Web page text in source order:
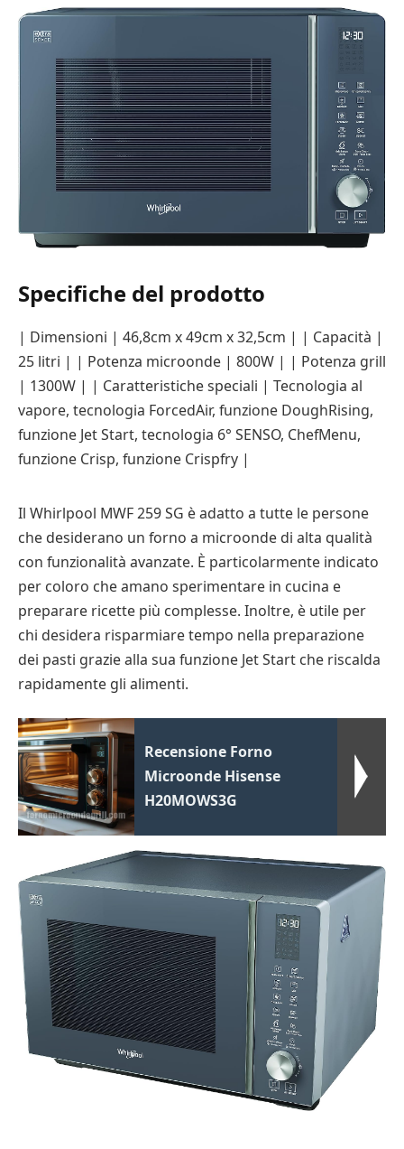
Specifiche del prodotto
| Dimensioni | 46,8cm x 49cm x 32,5cm | | Capacità |
25 litri | | Potenza microonde | 800W | | Potenza grill
| 1300W | | Caratteristiche speciali | Tecnologia al
vapore, tecnologia ForcedAir, funzione DoughRising,
funzione Jet Start, tecnologia 6° SENSO, ChefMenu,
funzione Crisp, funzione Crispfry |
Il Whirlpool MWF 259 SG è adatto a tutte le persone
che desiderano un forno a microonde di alta qualità
con funzionalità avanzate. È particolarmente indicato
per coloro che amano sperimentare in cucina e
preparare ricette più complesse. Inoltre, è utile per
chi desidera risparmiare tempo nella preparazione
dei pasti grazie alla sua funzione Jet Start che riscalda
rapidamente gli alimenti.
Recensione Forno
Microonde Hisense
H20MOWS3G